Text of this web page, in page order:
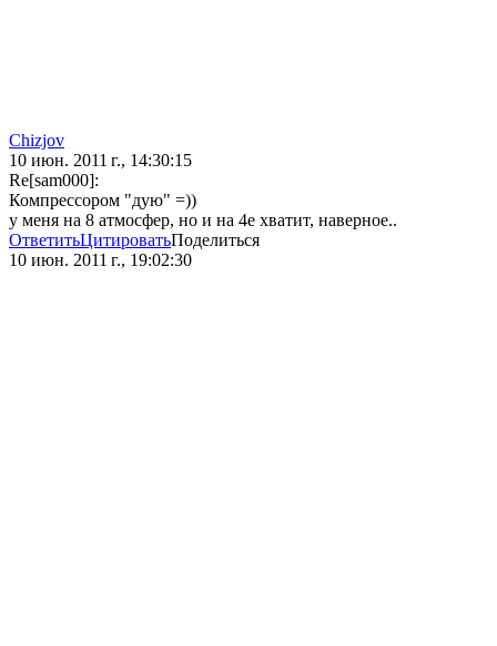
Chizjov
10 июн. 2011 г., 14:30:15
Re[sam000]:
Компрессором "дую" =))
у меня на 8 атмосфер, но и на 4е хватит, наверное..
ОтветитьЦитироватьПоделиться
10 июн. 2011 г., 19:02:30